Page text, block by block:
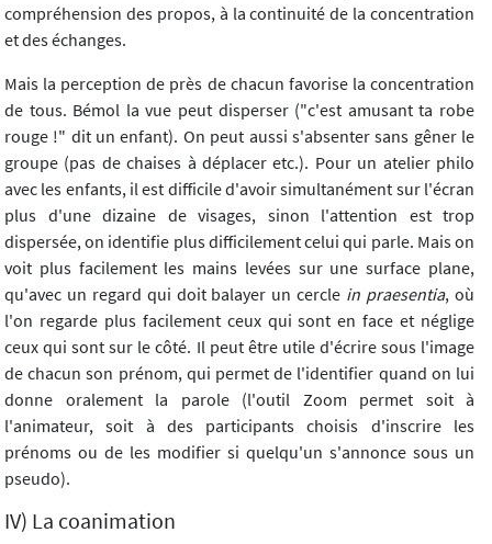
compréhension des propos, à la continuité de la concentration
et des échanges.
Mais la perception de près de chacun favorise la concentration
de tous. Bémol la vue peut disperser ("c'est amusant ta robe
rouge !" dit un enfant). On peut aussi s'absenter sans gêner le
groupe (pas de chaises à déplacer etc.). Pour un atelier philo
avec les enfants, il est difficile d'avoir simultanément sur l'écran
plus d'une dizaine de visages, sinon l'attention est trop
dispersée, on identifie plus difficilement celui qui parle. Mais on
voit plus facilement les mains levées sur une surface plane,
qu'avec un regard qui doit balayer un cercle in praesentia, où
l'on regarde plus facilement ceux qui sont en face et néglige
ceux qui sont sur le côté. Il peut être utile d'écrire sous l'image
de chacun son prénom, qui permet de l'identifier quand on lui
donne oralement la parole (l'outil Zoom permet soit à
l'animateur, soit à des participants choisis d'inscrire les
prénoms ou de les modifier si quelqu'un s'annonce sous un
pseudo).
IV) La coanimation